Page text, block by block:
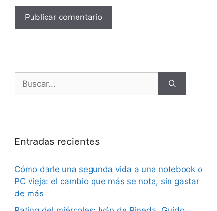
Entradas recientes
Cómo darle una segunda vida a una notebook o
PC vieja: el cambio que más se nota, sin gastar
de más